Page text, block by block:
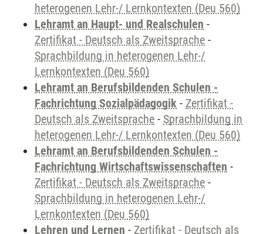
heterogenen Lehr-/ Lernkontexten (Deu 560)
Lehramt an Haupt- und Realschulen -
Zertifikat - Deutsch als Zweitsprache -
Sprachbildung in heterogenen Lehr-/
Lernkontexten (Deu 560)
Lehramt an Berufsbildenden Schulen -
Fachrichtung Sozialpädagogik - Zertifikat -
Deutsch als Zweitsprache - Sprachbildung in
heterogenen Lehr-/ Lernkontexten (Deu 560)
Lehramt an Berufsbildenden Schulen -
Fachrichtung Wirtschaftswissenschaften -
Zertifikat - Deutsch als Zweitsprache -
Sprachbildung in heterogenen Lehr-/
Lernkontexten (Deu 560)
Lehren und Lernen - Zertifikat - Deutsch als